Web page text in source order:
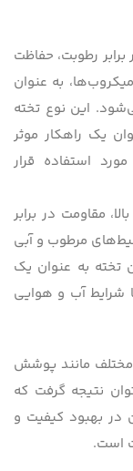
رطوبت، حفاظت
به عنوان
این نوع تخته
یک راهکار موثر
استفاده قرار
مقاومت در برابر
مرطوب و آبی
تخته به عنوان یک
شرایط آب و هوایی
مختلف مانند پوشش
نتیجه گرفت که
در بهبود کیفیت و
است.